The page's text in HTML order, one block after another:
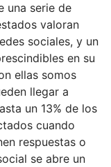
una serie de
valoran
sociales, y un
en su
ellas somos
llegar a
un 13% de los
cuando
respuestas o
se abre un